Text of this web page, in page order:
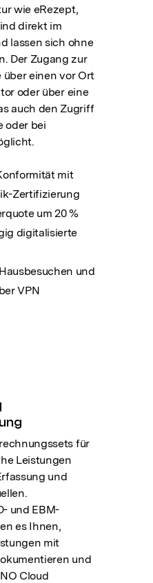
wie eRezept,
direkt im
lassen sich ohne
Der Zugang zur
einen vor Ort
oder über eine
auch den Zugriff
oder bei
mit
Zertifizierung
um 20 %
digitalisierte
und
VPN
für
Leistungen
und
und EBM-
es Ihnen,
mit
und
Cloud